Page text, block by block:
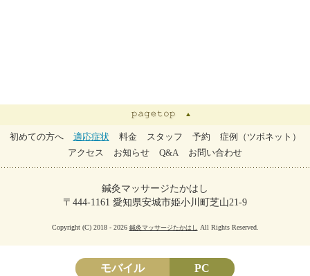
初めての方へ 適応症状 料金 スタッフ 予約
症例（ツボネット）
アクセス
お知らせ Q&A お問い合わせ
鍼灸マッサージたかはし
〒444-1161 愛知県安城市姫小川町芝山21-9
Copyright (C) 2018 - 2026 鍼灸マッサージたかはし All Rights Reserved.
モバイル PC